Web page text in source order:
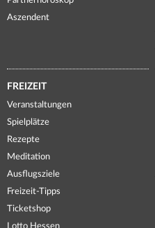
Aszendent
FREIZEIT
Veranstaltungen
Spielplätze
Rezepte
Meditation
Ausflugsziele
Freizeit-Tipps
Ticketshop
Lotto Hessen